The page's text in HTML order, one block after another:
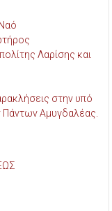
Λαρίσης και
στην υπό
Αμυγδαλέας.